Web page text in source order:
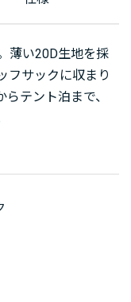
薄い20D生地を採
フサックに収まり
テント泊まで、